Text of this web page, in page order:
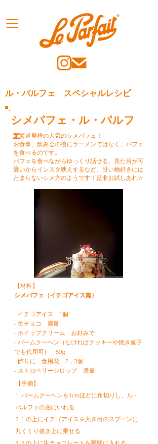
ル・パルフェ スペシャルレシピ
シメパフェ・ル・パルフ
ェ
【材料】
シメパフェ（イチゴアイス篇）
- イチゴアイス 1個
- 生チョコ 適量
- ホイップクリーム お好みで
- バームクーヘン（なければクッキーや焼き菓子
でも代用可） 50g
- 飾りに 食用花 2，3個
- ストロベリーシロップ 適量
【手順】
1. バームクーヘンを1cmほどに角切りし、ル・
パルフェの底にいれる
2. 1.の上にイチゴアイスを大き目のスプーンに
丸くくり抜き上に乗せる
北海道発祥の人気のシメパフェ！
お食事、飲み会の後にラーメンではなく、パフェ
を食べるのです。
パフェを食べながらゆっくり話せる、見た目が可
愛いからインスタ映えするなど、甘い物好きには
たまらないシメ方のようです！是非お試しあれ☆